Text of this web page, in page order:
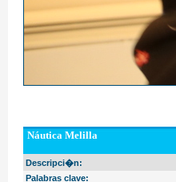
Náutica Melilla
Descripci�n:
Palabras clave: